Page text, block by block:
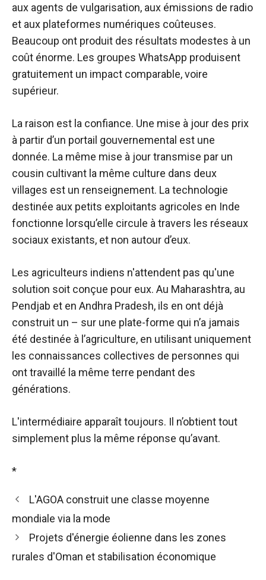
aux agents de vulgarisation, aux émissions de radio
et aux plateformes numériques coûteuses.
Beaucoup ont produit des résultats modestes à un
coût énorme. Les groupes WhatsApp produisent
gratuitement un impact comparable, voire
supérieur.
La raison est la confiance. Une mise à jour des prix
à partir d’un portail gouvernemental est une
donnée. La même mise à jour transmise par un
cousin cultivant la même culture dans deux
villages est un renseignement. La technologie
destinée aux petits exploitants agricoles en Inde
fonctionne lorsqu’elle circule à travers les réseaux
sociaux existants, et non autour d’eux.
Les agriculteurs indiens n'attendent pas qu'une
solution soit conçue pour eux. Au Maharashtra, au
Pendjab et en Andhra Pradesh, ils en ont déjà
construit un – sur une plate-forme qui n’a jamais
été destinée à l’agriculture, en utilisant uniquement
les connaissances collectives de personnes qui
ont travaillé la même terre pendant des
générations.
L'intermédiaire apparaît toujours. Il n’obtient tout
simplement plus la même réponse qu’avant.
*
L'AGOA construit une classe moyenne
mondiale via la mode
Projets d'énergie éolienne dans les zones
rurales d'Oman et stabilisation économique